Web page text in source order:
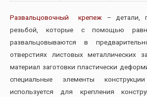
Развальцовочный крепеж – детали,
резьбой, которые с помощью
развальцовываются в
отверстиях листовых металлических
материал заготовки пластически
специальные элементы
используется для крепления